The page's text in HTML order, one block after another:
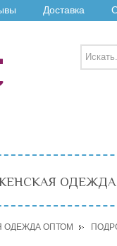
Доставка
ОДЕЖДА
ОДЕЖДА ОПТОМ